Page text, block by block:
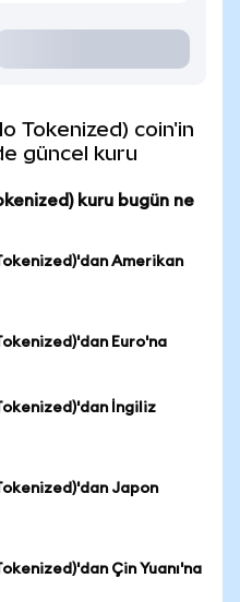
Tokenized) coin'in
güncel kuru
kuru bugün ne
Amerikan
Euro'na
İngiliz
Japon
Çin Yuanı'na